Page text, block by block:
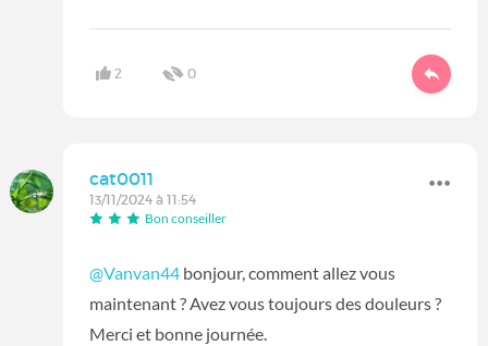
2 0
cat0011
13/11/2024 à 11:54
Bon conseiller
@Vanvan44 bonjour, comment allez vous
maintenant ? Avez vous toujours des douleurs ?
Merci et bonne journée.